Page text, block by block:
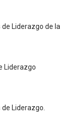
Liderazgo de la
Liderazgo
de Liderazgo.